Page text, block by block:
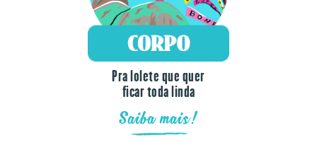
Pra lolete que quer
ficar toda linda
Saiba mais!